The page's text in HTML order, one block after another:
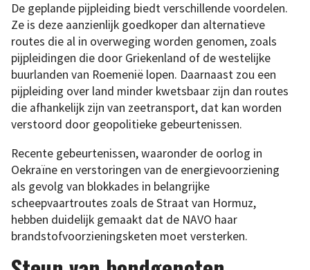
De geplande pijpleiding biedt verschillende voordelen.
Ze is deze aanzienlijk goedkoper dan alternatieve
routes die al in overweging worden genomen, zoals
pijpleidingen die door Griekenland of de westelijke
buurlanden van Roemenië lopen. Daarnaast zou een
pijpleiding over land minder kwetsbaar zijn dan routes
die afhankelijk zijn van zeetransport, dat kan worden
verstoord door geopolitieke gebeurtenissen.
Recente gebeurtenissen, waaronder de oorlog in
Oekraïne en verstoringen van de energievoorziening
als gevolg van blokkades in belangrijke
scheepvaartroutes zoals de Straat van Hormuz,
hebben duidelijk gemaakt dat de NAVO haar
brandstofvoorzieningsketen moet versterken.